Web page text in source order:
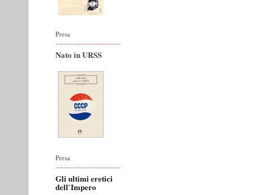
Presa
Nato in URSS
Presa
Gli ultimi eretici
dell`Impero